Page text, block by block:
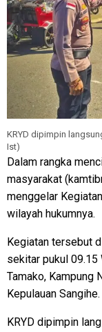
KRYD dipimpin
Ist)
Dalam rangka
masyarakat
menggelar
wilayah hukumnya.
Kegiatan tersebut
sekitar pukul 09.15
Tamako, Kampung
Kepulauan Sangihe.
KRYD dipimpin